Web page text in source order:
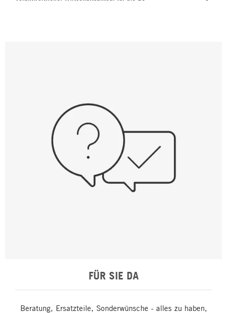
FÜR SIE DA
Beratung, Ersatzteile, Sonderwünsche - alles zu haben,